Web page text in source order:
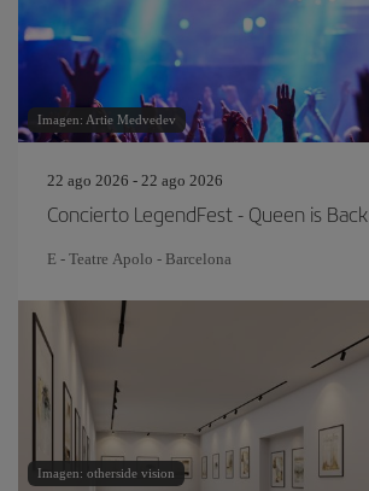
Imagen: Artie Medvedev
22 ago 2026 - 22 ago 2026
Concierto LegendFest - Queen is Back
E - Teatre Apolo - Barcelona
Imagen: otherside vision